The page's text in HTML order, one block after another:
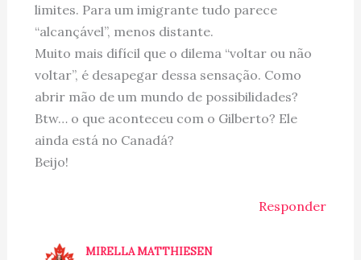
limites. Para um imigrante tudo parece
“alcançável”, menos distante.
Muito mais difícil que o dilema “voltar ou não
voltar”, é desapegar dessa sensação. Como
abrir mão de um mundo de possibilidades?
Btw… o que aconteceu com o Gilberto? Ele
ainda está no Canadá?
Beijo!
Responder
MIRELLA MATTHIESEN